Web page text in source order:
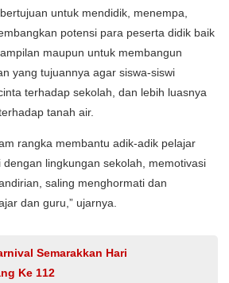
untuk mendidik, menempa,
potensi para peserta didik baik
maupun untuk membangun
yang tujuannya agar siswa-siswi
terhadap sekolah, dan lebih luasnya
tanah air.
rangka membantu adik-adik pelajar
lingkungan sekolah, memotivasi
saling menghormati dan
dan guru,” ujarnya.
Semarakkan Hari
Ke 112